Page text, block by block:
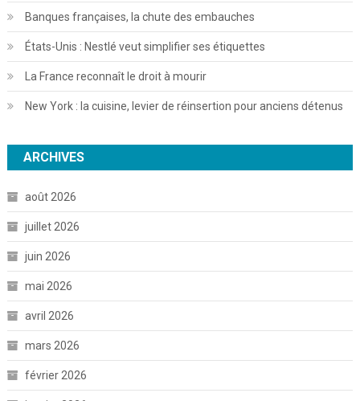
Banques françaises, la chute des embauches
États-Unis : Nestlé veut simplifier ses étiquettes
La France reconnaît le droit à mourir
New York : la cuisine, levier de réinsertion pour anciens détenus
ARCHIVES
août 2026
juillet 2026
juin 2026
mai 2026
avril 2026
mars 2026
février 2026